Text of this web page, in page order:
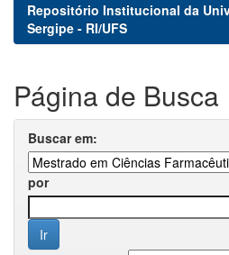
Repositório Institucional da
Sergipe - RI/UFS
Página de Busca
Buscar em:
por